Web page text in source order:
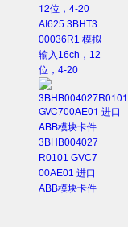
AI625 3BHT3
00036R1 模拟
输入16ch，12
位，4-20
3BHB004027
R0101 GVC7
00AE01 进口
ABB模块卡件